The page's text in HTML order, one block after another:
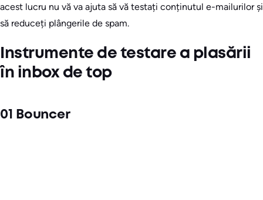
acest lucru nu vă va ajuta să vă testați conținutul e-mailurilor și
să reduceți plângerile de spam.
Instrumente de testare a plasării
în inbox de top
01 Bouncer